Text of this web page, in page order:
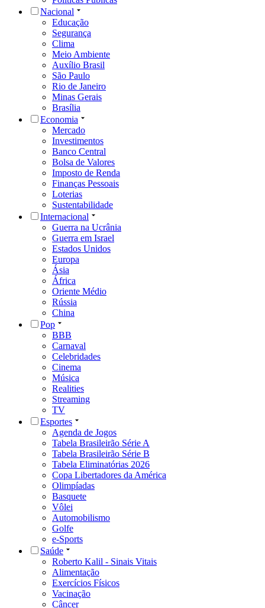
Nacional
Educação
Segurança
Clima
Meio Ambiente
Auxílio Brasil
São Paulo
Rio de Janeiro
Minas Gerais
Brasília
Economia
Mercado
Investimentos
Banco Central
Bolsa de Valores
Imposto de Renda
Finanças Pessoais
Loterias
Sustentabilidade
Internacional
Guerra na Ucrânia
Guerra em Israel
Estados Unidos
Europa
Ásia
África
Oriente Médio
Rússia
China
Pop
BBB
Carnaval
Celebridades
Cinema
Música
Realities
Streaming
TV
Esportes
Agenda de Jogos
Tabela Brasileirão Série A
Tabela Brasileirão Série B
Tabela Eliminatórias 2026
Copa Libertadores da América
Olimpíadas
Basquete
Vôlei
Automobilismo
Golfe
e-Sports
Saúde
Roberto Kalil - Sinais Vitais
Alimentação
Exercícios Físicos
Vacinação
Câncer